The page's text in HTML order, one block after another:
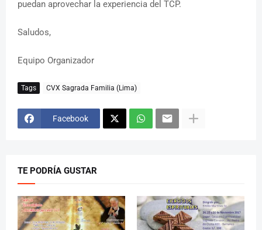
puedan aprovechar la experiencia del TCP.
Saludos,
Equipo Organizador
Tags CVX Sagrada Familia (Lima)
Facebook
TE PODRÍA GUSTAR